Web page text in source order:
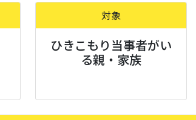
対象
ひきこもり当事者がい
る親・家族